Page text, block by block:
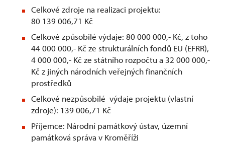
Celkové zdroje na realizaci projektu:
80 139 006,71 Kč
Celkové způsobilé výdaje: 80 000 000,- Kč, z toho
44 000 000,- Kč ze strukturálních fondů EU (EFRR),
4 000 000,- Kč ze státního rozpočtu a 32 000 000,-
Kč z jiných národních veřejných finančních
prostředků
Celkové nezpůsobilé výdaje projektu (vlastní
zdroje): 139 006,71 Kč
Příjemce: Národní památkový ústav, územní
památková správa v Kroměříži